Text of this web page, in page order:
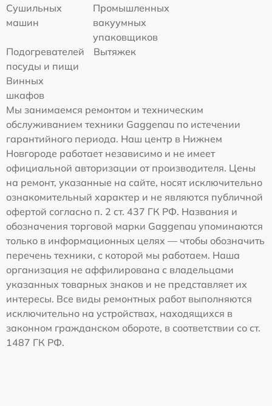
Сушильных
машин
Промышленных
вакуумных
упаковщиков
Подогревателей
посуды и пищи
Вытяжек
Винных
шкафов
Мы занимаемся ремонтом и техническим
обслуживанием техники Gaggenau по истечении
гарантийного периода. Наш центр в Нижнем
Новгороде работает независимо и не имеет
официальной авторизации от производителя. Цены
на ремонт, указанные на сайте, носят исключительно
ознакомительный характер и не являются публичной
офертой согласно п. 2 ст. 437 ГК РФ. Названия и
обозначения торговой марки Gaggenau упоминаются
только в информационных целях — чтобы обозначить
перечень техники, с которой мы работаем. Наша
организация не аффилирована с владельцами
указанных товарных знаков и не представляет их
интересы. Все виды ремонтных работ выполняются
исключительно на устройствах, находящихся в
законном гражданском обороте, в соответствии со ст.
1487 ГК РФ.